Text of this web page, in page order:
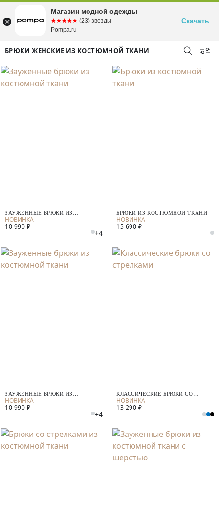
БРЮКИ ЖЕНСКИЕ ИЗ КОСТЮМНОЙ ТКАНИ
ЗАУЖЕННЫЕ БРЮКИ ИЗ
КОСТЮМНОЙ ТКАНИ
10 990 ₽
+4
БРЮКИ ИЗ КОСТЮМНОЙ ТКАНИ
15 690 ₽
ЗАУЖЕННЫЕ БРЮКИ ИЗ
КОСТЮМНОЙ ТКАНИ
10 990 ₽
+4
КЛАССИЧЕСКИЕ БРЮКИ СО
СТРЕЛКАМИ
13 290 ₽
Магазин модной одежды
☆☆☆☆☆
★★★★★ (23) звезды
Pompa.ru
Скачать